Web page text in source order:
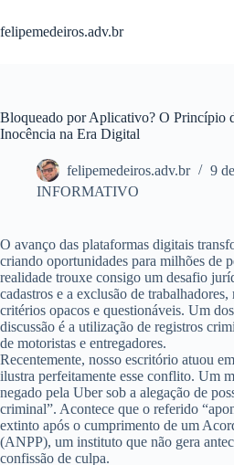
para
o
felipemedeiros.adv.br
Bloqueado por Aplicativo? O Princípio
Inocência na Era Digital
felipemedeiros.adv.br
9
INFORMATIVO
O avanço das plataformas digitais
criando oportunidades para milhões de
realidade trouxe consigo um desafio
cadastros e a exclusão de trabalhadores,
critérios opacos e questionáveis. Um
discussão é a utilização de registros
de motoristas e entregadores.
Recentemente, nosso escritório atuou
ilustra perfeitamente esse conflito. Um
negado pela Uber sob a alegação de
criminal”. Acontece que o referido
extinto após o cumprimento de um
(ANPP), um instituto que não gera
confissão de culpa.